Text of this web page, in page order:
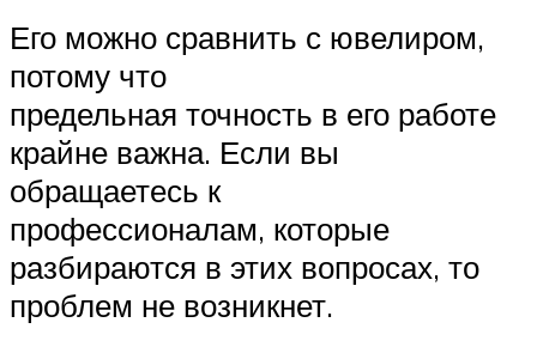
Его можно сравнить с ювелиром,
потому что
предельная точность в его работе
крайне важна. Если вы
обращаетесь к
профессионалам, которые
разбираются в этих вопросах, то
проблем не возникнет.